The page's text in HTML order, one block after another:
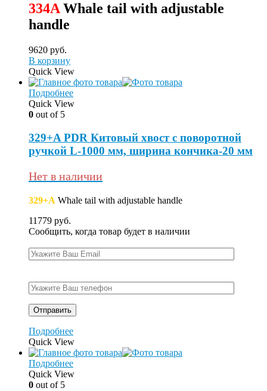
334AWhale tail with adjustable
handle
9620 руб.
В корзину
Quick View
Подробнее
Quick View
0 out of 5
329+A PDR Китовый хвост с поворотной
ручкой L-1000 мм, ширина кончика-20 мм
Нет в наличии
329+A Whale tail with adjustable handle
11779 руб.
Сообщить, когда товар будет в наличии
Подробнее
Quick View
Подробнее
Quick View
0 out of 5